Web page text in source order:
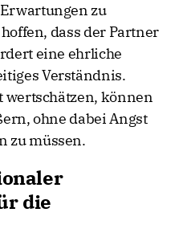
zu
dass der Partner
eine ehrliche
Verständnis.
wertschätzen, können
ohne dabei Angst
zu müssen.
die